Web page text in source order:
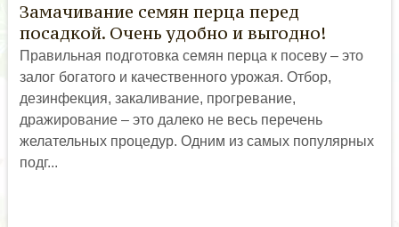
Замачивание семян перца перед
посадкой. Очень удобно и выгодно!
Правильная подготовка семян перца к посеву – это
залог богатого и качественного урожая. Отбор,
дезинфекция, закаливание, прогревание,
дражирование – это далеко не весь перечень
желательных процедур. Одним из самых популярных
подг...